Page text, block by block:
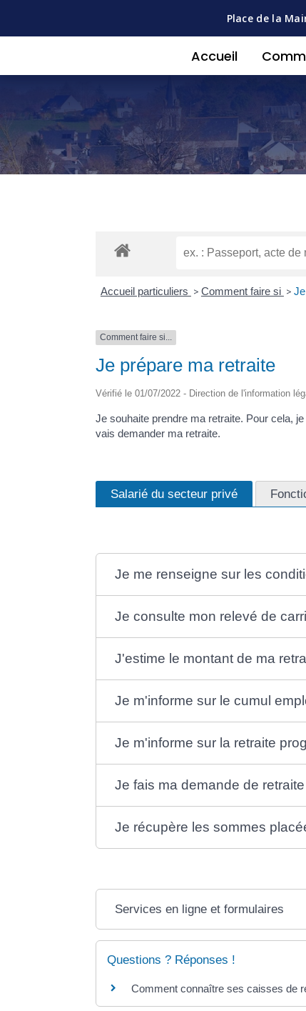
Place de la
Accueil
Accueil particuliers > Comment faire si >
Comment faire si...
Je prépare ma retraite
Vérifié le 01/07/2022 - Direction de l'information
Je souhaite prendre ma retraite. Pour cela,
vais demander ma retraite.
Salarié du secteur privé
Je me renseigne sur les
Je consulte mon relevé de
J'estime le montant de ma
Je m'informe sur le cumul
Je m'informe sur la retraite
Je fais ma demande de retraite
Je récupère les sommes
Services en ligne et formulaires
Questions ? Réponses !
Comment connaître ses caisses de